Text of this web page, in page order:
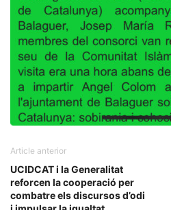
Article anterior
UCIDCAT i la Generalitat
reforcen la cooperació per
combatre els discursos d’odi